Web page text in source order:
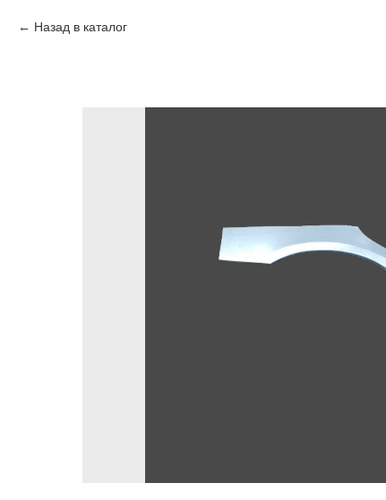
Назад в каталог